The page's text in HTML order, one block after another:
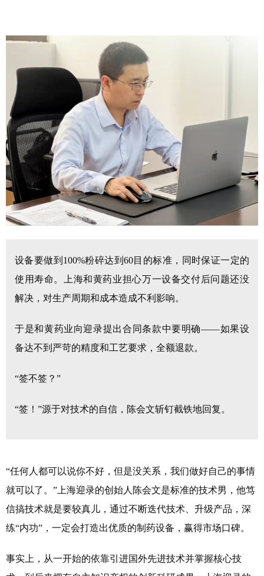
设备要做到100%粉碎达到60目的标准，同时保证一定的
使用寿命。上海和黄药业担心万一设备交付后问题还没
解决，对生产周期和成本造成不利影响。
于是和黄药业向迎录提出合同条款中要明确——如果设
备达不到严苛的精度和工艺要求，全额退款。
“签不签？”
“签！”源于对技术的自信，陈会文斩钉截铁地回复。
“任何人都可以说你不好，但是没关系，我们做好自己的事情
就可以了。”上海迎录的创始人陈会文是标准的技术男，他笃
信搞技术就是要较真儿，通过不断迭代技术、升级产品，深
练“内功”，一定会打造出优质的制药设备，赢得市场口碑。
事实上，从一开始的依靠引进国外先进技术并掌握核心技